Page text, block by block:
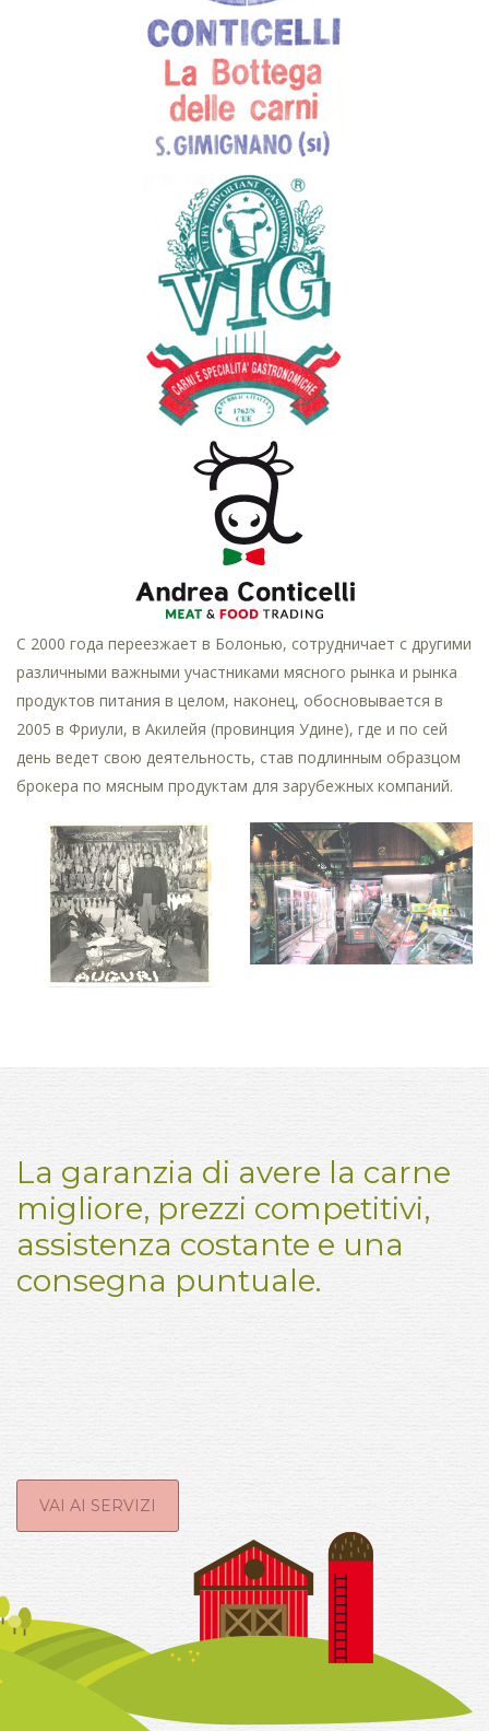
С 2000 года переезжает в Болонью, сотрудничает с другими
различными важными участниками мясного рынка и рынка
продуктов питания в целом, наконец, обосновывается в
2005 в Фриули, в Акилейя (провинция Удине), где и по сей
день ведет свою деятельность, став подлинным образцом
брокера по мясным продуктам для зарубежных компаний.
La garanzia di avere la carne
migliore, prezzi competitivi,
assistenza costante e una
consegna puntuale.
VAI AI SERVIZI